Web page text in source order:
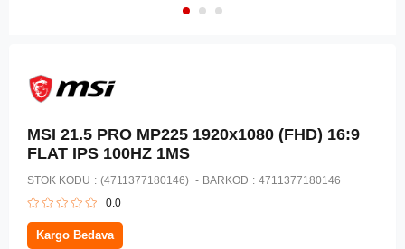
MSI 21.5 PRO MP225 1920x1080 (FHD) 16:9
FLAT IPS 100HZ 1MS
STOK KODU (4711377180146) BARKOD : 4711377180146
0.0
Kargo Bedava